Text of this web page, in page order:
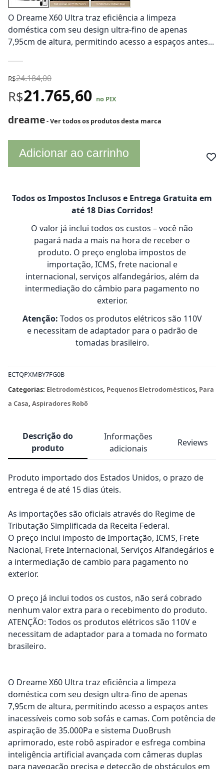
O Dreame X60 Ultra traz eficiência a limpeza
doméstica com seu design ultra-fino de apenas
7,95cm de altura, permitindo acesso a espaços antes...
R$24.184,00
R$21.765,60 no PIX
dreame- Ver todos os produtos desta marca
Adicionar ao carrinho
Todos os Impostos Inclusos e Entrega Gratuita em
até 18 Dias Corridos!
O valor já inclui todos os custos – você não
pagará nada a mais na hora de receber o
produto. O preço engloba impostos de
importação, ICMS, frete nacional e
internacional, serviços alfandegários, além da
intermediação do câmbio para pagamento no
exterior.
Atenção: Todos os produtos elétricos são 110V
e necessitam de adaptador para o padrão de
tomadas brasileiro.
ECTQPXMBY7FG0B
Categorias: Eletrodomésticos, Pequenos Eletrodomésticos, Para
a Casa, Aspiradores Robô
Descrição do
produto
Informações
adicionais
Reviews
Produto importado dos Estados Unidos, o prazo de
entrega é de até 15 dias úteis.
As importações são oficiais através do Regime de
Tributação Simplificada da Receita Federal.
O preço inclui imposto de Importação, ICMS, Frete
Nacional, Frete Internacional, Serviços Alfandegários e
a intermediação de cambio para pagamento no
exterior.
O preço já inclui todos os custos, não será cobrado
nenhum valor extra para o recebimento do produto.
ATENÇÃO: Todos os produtos elétricos são 110V e
necessitam de adaptador para a tomada no formato
brasileiro.
O Dreame X60 Ultra traz eficiência a limpeza
doméstica com seu design ultra-fino de apenas
7,95cm de altura, permitindo acesso a espaços antes
inacessíveis como sob sofás e camas. Com potência de
aspiração de 35.000Pa e sistema DuoBrush
aprimorado, este robô aspirador e esfrega combina
inteligência artificial avançada com câmeras duplas
para navegação precisa e detecção de obstáculos em